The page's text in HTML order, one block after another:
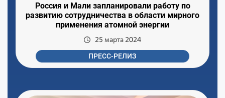
Россия и Мали запланировали работу по
развитию сотрудничества в области мирного
применения атомной энергии
25 марта 2024
ПРЕСС-РЕЛИЗ